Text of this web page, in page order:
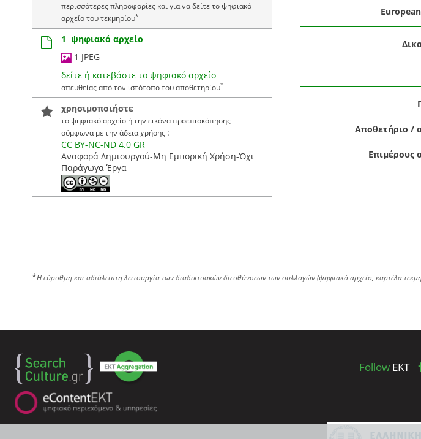
περισσότερες πληροφορίες και για να δείτε το ψηφιακό
αρχείο του τεκμηρίου*
1 ψηφιακό αρχείο
1 JPEG
δείτε ή κατεβάστε το ψηφιακό αρχείο
απευθείας από τον ιστότοπο του αποθετηρίου*
χρησιμοποιήστε
το ψηφιακό αρχείο ή την εικόνα προεπισκόπησης
σύμφωνα με την άδεια χρήσης :
CC BY-NC-ND 4.0 GR
Αναφορά Δημιουργού-Μη Εμπορική Χρήση-Όχι
Παράγωγα Έργα
Αποθετήριο /
Επιμέρους
*Η εύρυθμη και αδιάλειπτη λειτουργία των διαδικτυακών διευθύνσεων των συλλογών (ψηφιακό αρχείο, καρτέλα
FollowEKT